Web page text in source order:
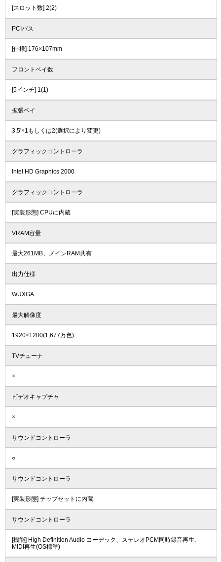
[スロット数] 2(2)
PCIバス
[仕様] 176×107mm
フロントベイ数
[5インチ] 1(1)
拡張ベイ
3.5'×1もしくは2(選択により変更)
グラフィックコントローラ
Intel HD Graphics 2000
グラフィックコントローラ
[実装形態] CPUに内蔵
VRAM容量
最大261MB、メインRAM共有
出力仕様
WUXGA
最大解像度
1920×1200(1,677万色)
TVチューナ
×
ビデオキャプチャ
×
サウンドコントローラ
○
サウンドコントローラ
[実装形態] チップセットに内蔵
サウンドコントローラ
[機能] High Definition Audio コーデック、ステレオPCM同時録音再生、
MIDI再生(OS標準)